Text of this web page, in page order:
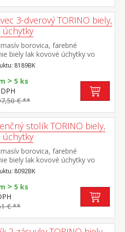
3-dverový TORINO biely,
úchytky
borovica, farebné
biely lak kovové úchytky vo
prevedení černená
nadstavec pre skriňu 8089BK
8189BK
> 5 ks
€ **
stolík TORINO biely,
úchytky
borovica, farebné
biely lak kovové úchytky vo
prevedení černená
široká zásuvka s kovovými
8092BK
> 5 ks
€ **